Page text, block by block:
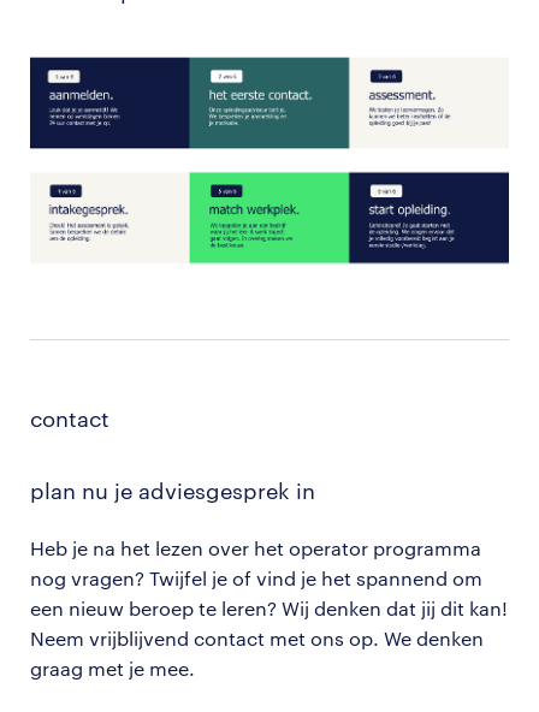
Zoek je een wat meer flexibel traject? Bekijk dan de
informatie over het reguliere traject.
jou! Wij helpen je tot het eindresultaat: een diploma
Zoek je een meer concreet traject? Bekijk dan de
vooral via de praktijk gaat leren. Bij het reguliere
traject is de theorie en praktijk meer gecombineerd
en volg je gedurende 2 jaar regelmatig theorielessen
op school.
Maak voor jezelf de afweging wat jij fijner vindt! En
natuurlijk afhankelijk van de mogelijkheden bij jou in
de buurt aangezien we maar op eenbeperkt aantal
contact
plan nu je adviesgesprek in
Heb je na het lezen over het operator programma
nog vragen? Twijfel je of vind je het spannend om
een nieuw beroep te leren? Wij denken dat jij dit kan!
Neem vrijblijvend contact met ons op. We denken
graag met je mee.